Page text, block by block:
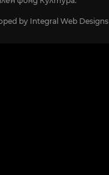
by Integral Web Designs